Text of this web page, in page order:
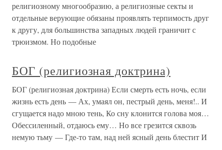
религиозному многообразию, а религиозные секты и
отдельные верующие обязаны проявлять терпимость друг
к другу, для большинства западных людей граничит с
трюизмом. Но подобные
БОГ (религиозная доктрина)
БОГ (религиозная доктрина) Если смерть есть ночь, если
жизнь есть день — Ах, умаял он, пестрый день, меня!.. И
сгущается надо мною тень, Ко сну клонится голова моя…
Обессиленный, отдаюсь ему… Но все грезится сквозь
немую тьму — Где-то там, над ней ясный день блестит И